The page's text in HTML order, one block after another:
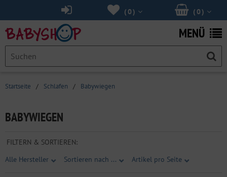
(0 )
(0 )
MENÜ
Startseite / Schlafen / Babywiegen
BABYWIEGEN
FILTERN & SORTIEREN:
Alle Hersteller
Sortieren nach ... Artikel pro Seite